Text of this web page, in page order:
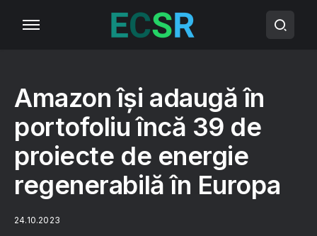
Amazon își adaugă în
portofoliu încă 39 de
proiecte de energie
regenerabilă în Europa
24.10.2023